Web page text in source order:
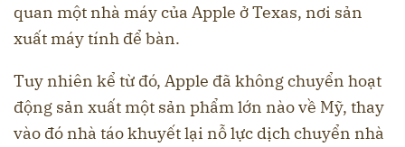
quan một nhà máy của Apple ở Texas, nơi sản
xuất máy tính để bàn.
Tuy nhiên kể từ đó, Apple đã không chuyển hoạt
động sản xuất một sản phẩm lớn nào về Mỹ, thay
vào đó nhà táo khuyết lại nỗ lực dịch chuyển nhà